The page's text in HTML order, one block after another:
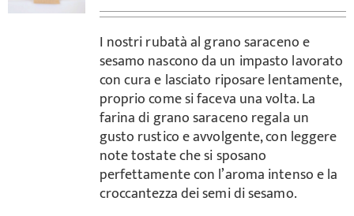
I nostri rubatà al grano saraceno e
sesamo nascono da un impasto lavorato
con cura e lasciato riposare lentamente,
proprio come si faceva una volta. La
farina di grano saraceno regala un
gusto rustico e avvolgente, con leggere
note tostate che si sposano
perfettamente con l’aroma intenso e la
croccantezza dei semi di sesamo.